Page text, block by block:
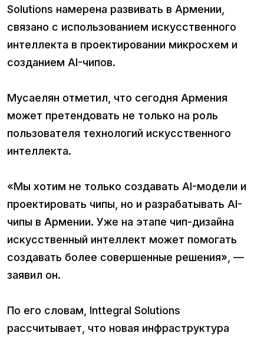
Solutions намерена развивать в Армении,
связано с использованием искусственного
интеллекта в проектировании микросхем и
созданием AI-чипов.
Мусаелян отметил, что сегодня Армения
может претендовать не только на роль
пользователя технологий искусственного
интеллекта.
«Мы хотим не только создавать AI-модели и
проектировать чипы, но и разрабатывать AI-
чипы в Армении. Уже на этапе чип-дизайна
искусственный интеллект может помогать
создавать более совершенные решения», —
заявил он.
По его словам, Inttegral Solutions
рассчитывает, что новая инфраструктура